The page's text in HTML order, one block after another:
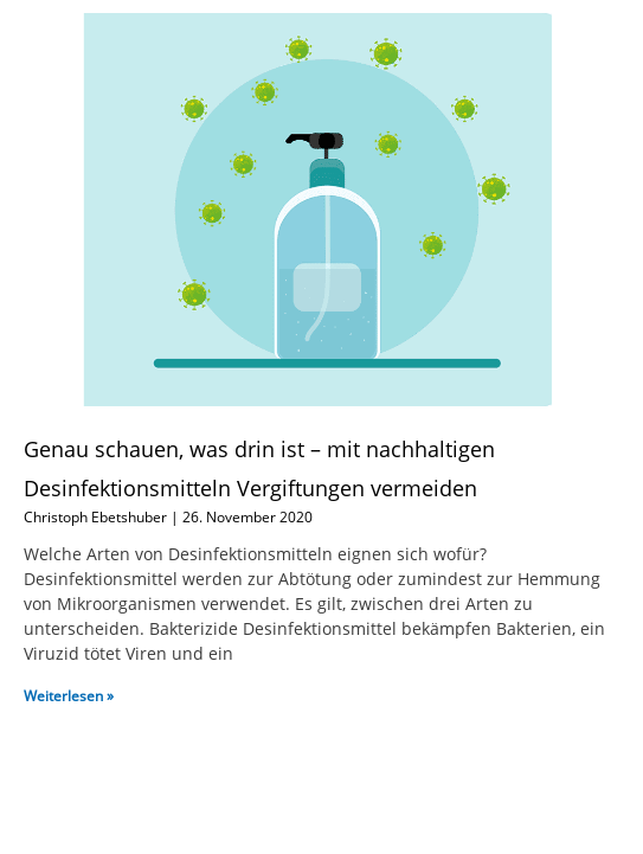
Genau schauen, was drin ist – mit nachhaltigen
Desinfektionsmitteln Vergiftungen vermeiden
Christoph Ebetshuber 26. November 2020
Welche Arten von Desinfektionsmitteln eignen sich wofür?
Desinfektionsmittel werden zur Abtötung oder zumindest zur Hemmung
von Mikroorganismen verwendet. Es gilt, zwischen drei Arten zu
unterscheiden. Bakterizide Desinfektionsmittel bekämpfen Bakterien, ein
Viruzid tötet Viren und ein
Weiterlesen »